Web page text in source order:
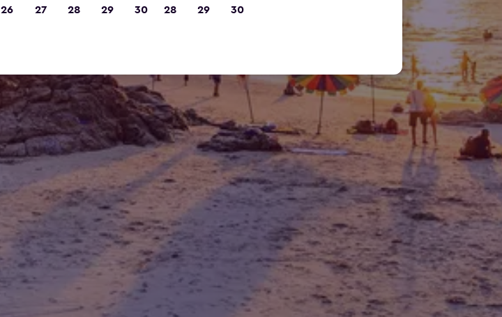
26 27 28 29 30 28 29 30